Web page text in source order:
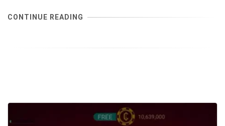
CONTINUE READING